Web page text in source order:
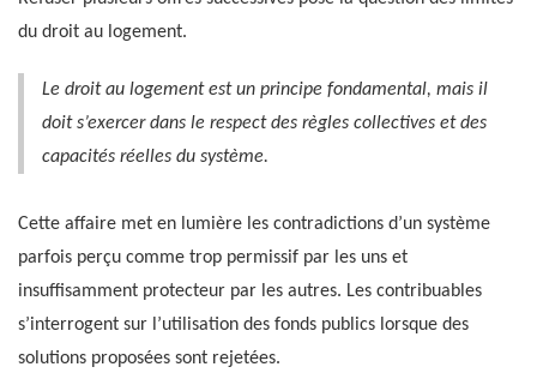
du droit au logement.
Le droit au logement est un principe fondamental, mais il
doit s’exercer dans le respect des règles collectives et des
capacités réelles du système.
Cette affaire met en lumière les contradictions d’un système
parfois perçu comme trop permissif par les uns et
insuffisamment protecteur par les autres. Les contribuables
s’interrogent sur l’utilisation des fonds publics lorsque des
solutions proposées sont rejetées.